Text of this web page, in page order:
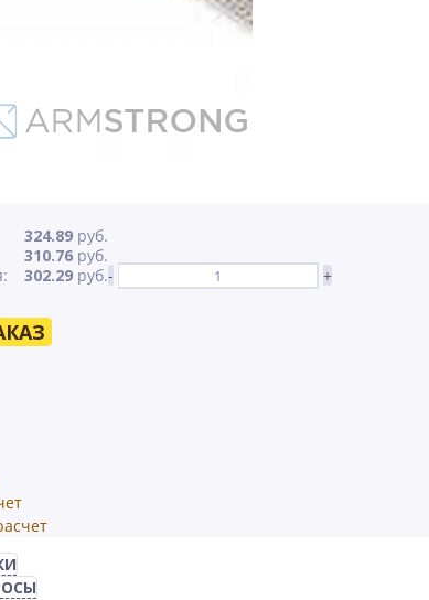
324.89 руб.
310.76 руб.
302.29 руб.- +